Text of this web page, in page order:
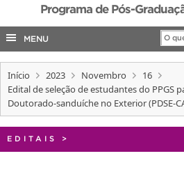
ACESSO À INFORMAÇÃO
AUDITORIA
COBALTO
CONCURSOS
EDITAIS
Programa de Pós-
MENU
Início 2023 Novembro
16
Edital de seleção de estudantes do PPGS
Doutorado-sanduíche no Exterior (PDSE-
EDITAIS >